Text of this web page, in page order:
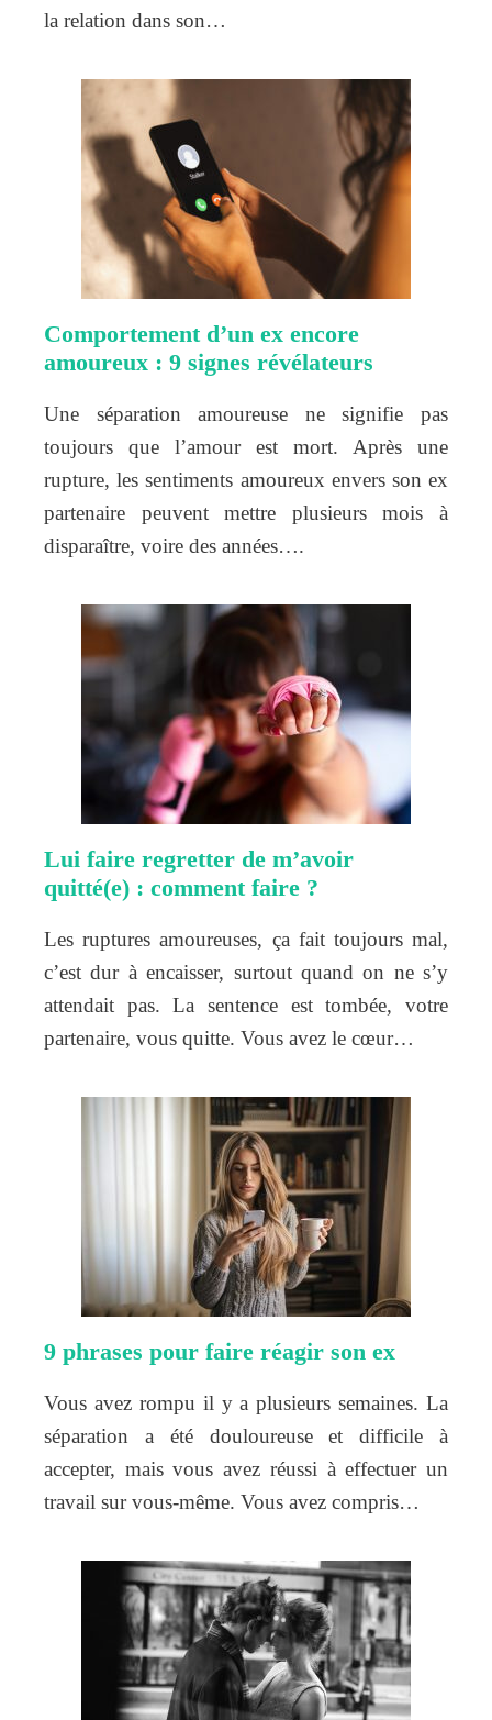
la relation dans son…
Comportement d’un ex encore
amoureux : 9 signes révélateurs
Une séparation amoureuse ne signifie pas
toujours que l’amour est mort. Après une
rupture, les sentiments amoureux envers son ex
partenaire peuvent mettre plusieurs mois à
disparaître, voire des années….
Lui faire regretter de m’avoir
quitté(e) : comment faire ?
Les ruptures amoureuses, ça fait toujours mal,
c’est dur à encaisser, surtout quand on ne s’y
attendait pas. La sentence est tombée, votre
partenaire, vous quitte. Vous avez le cœur…
9 phrases pour faire réagir son ex
Vous avez rompu il y a plusieurs semaines. La
séparation a été douloureuse et difficile à
accepter, mais vous avez réussi à effectuer un
travail sur vous-même. Vous avez compris…